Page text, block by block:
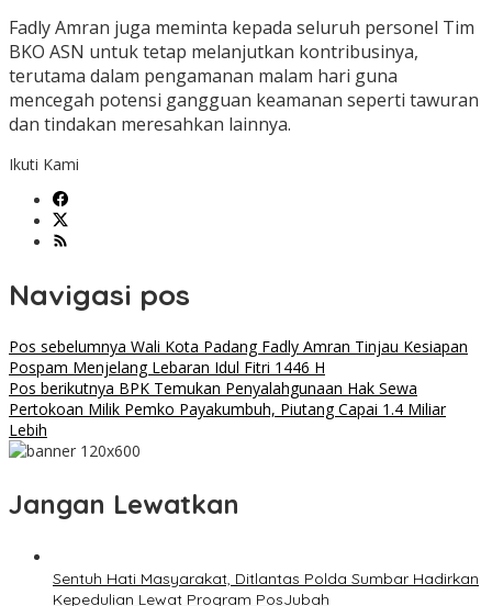
Fadly Amran juga meminta kepada seluruh personel Tim
BKO ASN untuk tetap melanjutkan kontribusinya,
terutama dalam pengamanan malam hari guna
mencegah potensi gangguan keamanan seperti tawuran
dan tindakan meresahkan lainnya.
Ikuti Kami
Navigasi pos
Pos sebelumnya Wali Kota Padang Fadly Amran Tinjau Kesiapan
Pospam Menjelang Lebaran Idul Fitri 1446 H
Pos berikutnya BPK Temukan Penyalahgunaan Hak Sewa
Pertokoan Milik Pemko Payakumbuh, Piutang Capai 1.4 Miliar
Lebih
Jangan Lewatkan
Sentuh Hati Masyarakat, Ditlantas Polda Sumbar Hadirkan
Kepedulian Lewat Program PosJubah